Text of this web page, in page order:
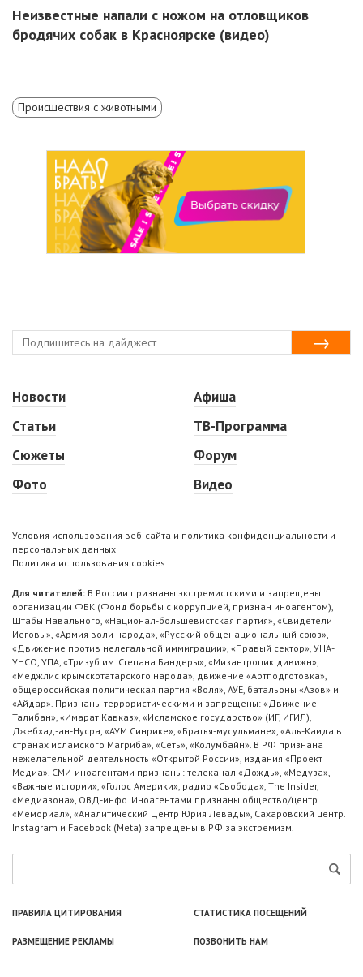
Неизвестные напали с ножом на отловщиков
бродячих собак в Красноярске (видео)
Происшествия с животными
Новости
Статьи
Сюжеты
Фото
Афиша
ТВ-Программа
Форум
Видео
Условия использования веб-сайта и политика конфиденциальности и
персональных данных
Политика использования cookies
Для читателей: В России признаны экстремистскими и запрещены
организации ФБК (Фонд борьбы с коррупцией, признан иноагентом),
Штабы Навального, «Национал-большевистская партия», «Свидетели
Иеговы», «Армия воли народа», «Русский общенациональный союз»,
«Движение против нелегальной иммиграции», «Правый сектор», УНА-
УНСО, УПА, «Тризуб им. Степана Бандеры», «Мизантропик дивижн»,
«Меджлис крымскотатарского народа», движение «Артподготовка»,
общероссийская политическая партия «Воля», АУЕ, батальоны «Азов» и
«Айдар». Признаны террористическими и запрещены: «Движение
Талибан», «Имарат Кавказ», «Исламское государство» (ИГ, ИГИЛ),
Джебхад-ан-Нусра, «АУМ Синрике», «Братья-мусульмане», «Аль-Каида в
странах исламского Магриба», «Сеть», «Колумбайн». В РФ признана
нежелательной деятельность «Открытой России», издания «Проект
Медиа». СМИ-иноагентами признаны: телеканал «Дождь», «Медуза»,
«Важные истории», «Голос Америки», радио «Свобода», The Insider,
«Медиазона», ОВД-инфо. Иноагентами признаны общество/центр
«Мемориал», «Аналитический Центр Юрия Левады», Сахаровский центр.
Instagram и Facebook (Metа) запрещены в РФ за экстремизм.
ПРАВИЛА ЦИТИРОВАНИЯ СТАТИСТИКА ПОСЕЩЕНИЙ
РАЗМЕЩЕНИЕ РЕКЛАМЫ ПОЗВОНИТЬ НАМ